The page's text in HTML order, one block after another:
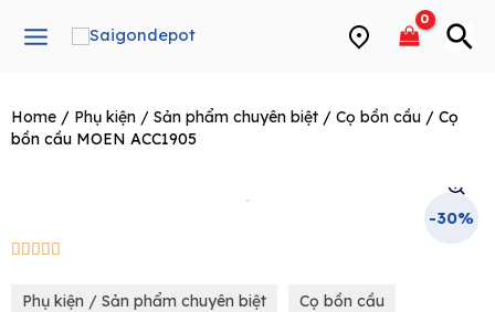
Home / Phụ kiện / Sản phẩm chuyên biệt / Cọ bồn cầu / Cọ
bồn cầu MOEN ACC1905
-30%
    
Phụ kiện / Sản phẩm chuyên biệt Cọ bồn cầu